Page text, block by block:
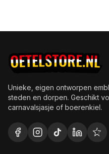
Unieke, eigen ontworpen
steden en dorpen. Geschikt
carnavalsjasje of boerenkiel.